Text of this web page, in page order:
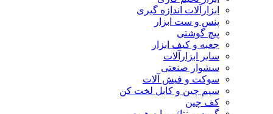
ابزارآلات اندازه گیری
پنس و ست ابزار
پیچ گوشتی
جعبه و کیف ابزار
سایر ابزارآلات
سشوار صنعتی
سوکت و فیش آلات
سیم چین و کابل لخت کن
کف چین